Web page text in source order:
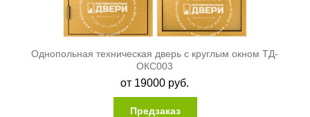
Однопольная техническая дверь с круглым окном ТД-
ОКС003
от 19000 руб.
Предзаказ